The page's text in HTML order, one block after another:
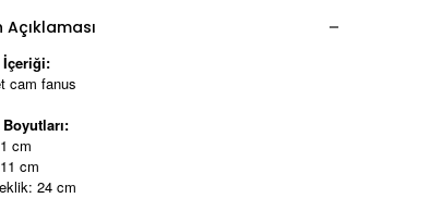
Açıklaması
İçeriği:
cam fanus
cm
cm
24 cm